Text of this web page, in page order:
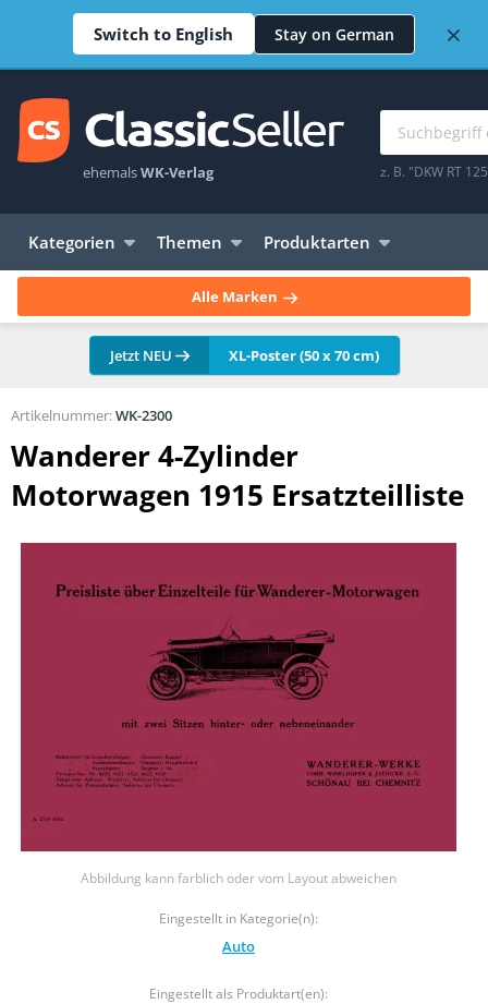
Switch to English Stay on German ×
ehemalsWK-Verlag z. B. "DKW RT
Kategorien Themen Produktarten
Alle Marken
Jetzt NEU XL-Poster (50 x 70 cm)
Wanderer 4-Zylinder
Motorwagen 1915 Ersatzteilliste
Abbildung kann farblich oder vom Layout abweichen
Eingestellt in Kategorie(n):
Auto
Eingestellt als Produktart(en):
Artikelnummer:WK-2300